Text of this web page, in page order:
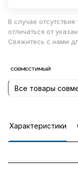
В случае
отличаться от
Свяжитесь с нами
Все товары
Характеристики